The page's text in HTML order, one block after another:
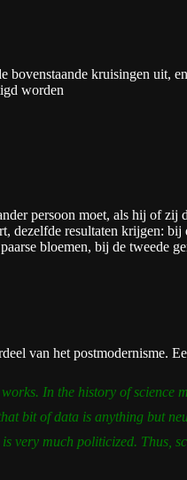
bovenstaande kruisingen uit,
worden
persoon moet, als hij of zij
dezelfde resultaten krijgen: bij
bloemen, bij de tweede
van het postmodernisme.
In the history of science
bit of data is anything but
very much politicized.